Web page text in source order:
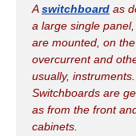
Aswitchboard as
a large single
are mounted, on
overcurrent and
usually, instruments.
Switchboards are
as from the front
cabinets.